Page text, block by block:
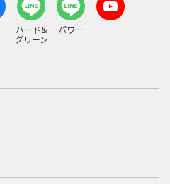
ハード&
グリーン
パワー